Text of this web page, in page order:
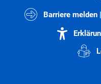
Barriere melden